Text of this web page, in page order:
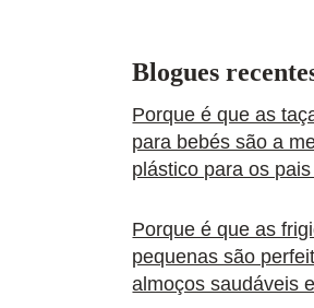
Blogues
Porque é que as
para bebés são a
plástico para os
Porque é que as
pequenas são
almoços saudáveis